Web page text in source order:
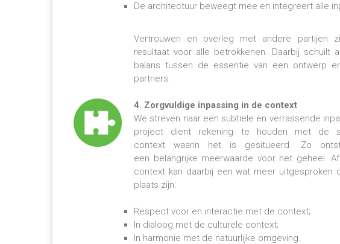
De architectuur beweegt mee en integreert alle
Vertrouwen en overleg met andere partijen
resultaat voor alle betrokkenen. Daarbij schuilt
balans tussen de essentie van een ontwerp
partners.
4. Zorgvuldige inpassing in de context
We streven naar een subtiele en verrassende
project dient rekening te houden met de
context waarin het is gesitueerd. Zo
een belangrijke meerwaarde voor het geheel.
context kan daarbij een wat meer
plaats zijn:
Respect voor en interactie met de context;
In dialoog met de culturele context;
In harmonie met de natuurlijke omgeving.